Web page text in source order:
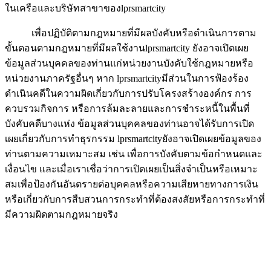
ในเครือและบริษัทสาขาของlprsmartcity
เพื่อปฏิบัติตามกฎหมายที่มีผลบังคับหรือดำเนินการตาม
ขั้นตอนตามกฎหมายที่มีผลใช้งานlprsmartcity ยังอาจเปิดเผย
ข้อมูลส่วนบุคคลของท่านแก่หน่วยงานบังคับใช้กฎหมายหรือ
หน่วยงานภาครัฐอื่นๆ หาก lprsmartcityมีส่วนในการฟ้องร้อง
ดำเนินคดีในความผิดเกี่ยวกับการปรับโครงสร้างองค์กร การ
ควบรวมกิจการ หรือการล้มละลายและการชำระหนี้ในพื้นที่
บังคับคดีบางแห่ง ข้อมูลส่วนบุคคลของท่านอาจได้รับการเปิด
เผยเกี่ยวกับการทำธุรกรรม lprsmartcityยังอาจเปิดเผยข้อมูลของ
ท่านตามความเหมาะสม เช่น เพื่อการบังคับตามข้อกำหนดและ
เงื่อนไข และเมื่อเราเชื่อว่าการเปิดเผยเป็นสิ่งจำเป็นหรือเหมาะ
สมเพื่อป้องกันอันตรายต่อบุคคลหรือความเสียหายทางการเงิน
หรือเกี่ยวกับการสืบสวนการกระทำที่ต้องสงสัยหรือการกระทำที่
มีความผิดตามกฎหมายจริง